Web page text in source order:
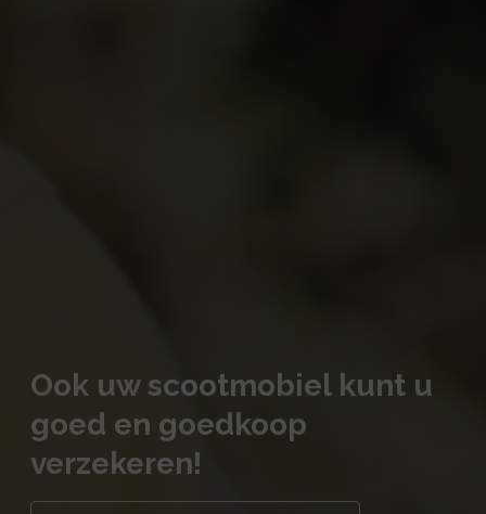
Ook uw scootmobiel kunt u
goed en goedkoop
verzekeren!